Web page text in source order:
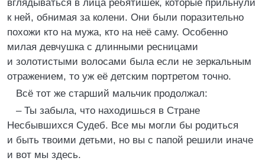
вглядываться в лица ребятишек, которые прильнули
к ней, обнимая за колени. Они были поразительно
похожи кто на мужа, кто на неё саму. Особенно
милая девчушка с длинными ресницами
и золотистыми волосами была если не зеркальным
отражением, то уж её детским портретом точно.
Всё тот же старший мальчик продолжал:
– Ты забыла, что находишься в Стране
Несбывшихся Судеб. Все мы могли бы родиться
и быть твоими детьми, но вы с папой решили иначе
и вот мы здесь.